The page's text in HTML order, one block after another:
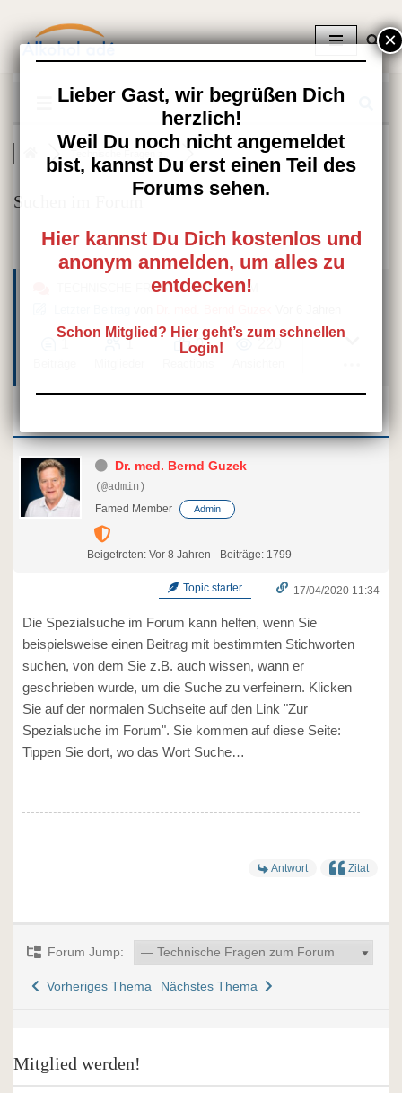
Zum
springen
Suchen im Forum
TECHNISCHE FRAGEN ZUM FORUM
1 0
Dr. med. Bernd Guzek
(@admin)
Famed Member
Admin
Beigetreten: Vor 8 Jahren Beiträge: 1799
Topic starter 17/04/2020 11:34
Die Spezialsuche im Forum kann helfen, wenn Sie
beispielsweise einen Beitrag mit bestimmten Stichworten
suchen, von dem Sie z.B. auch wissen, wann er
geschrieben wurde, um die Suche zu verfeinern. Klicken
Sie auf der normalen Suchseite auf den Link "Zur
Spezialsuche im Forum". Sie kommen auf diese Seite:
Tippen Sie dort, wo das Wort Suche…
Antwort Zitat
Forum Jump:
Vorheriges Thema Nächstes Thema
Mitglied werden!
Lieber Gast, wir begrüßen Dich
herzlich!
Weil Du noch nicht angemeldet
bist, kannst Du erst einen Teil des
Forums sehen.
Hier kannst Du Dich kostenlos und
anonym anmelden, um alles zu
entdecken!
Schon Mitglied? Hier geht’s zum schnellen
Login!